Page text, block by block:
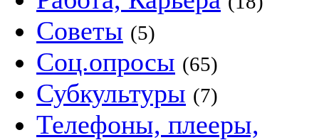
Советы (5)
Соц.опросы (65)
Субкультуры (7)
Телефоны, плееры,